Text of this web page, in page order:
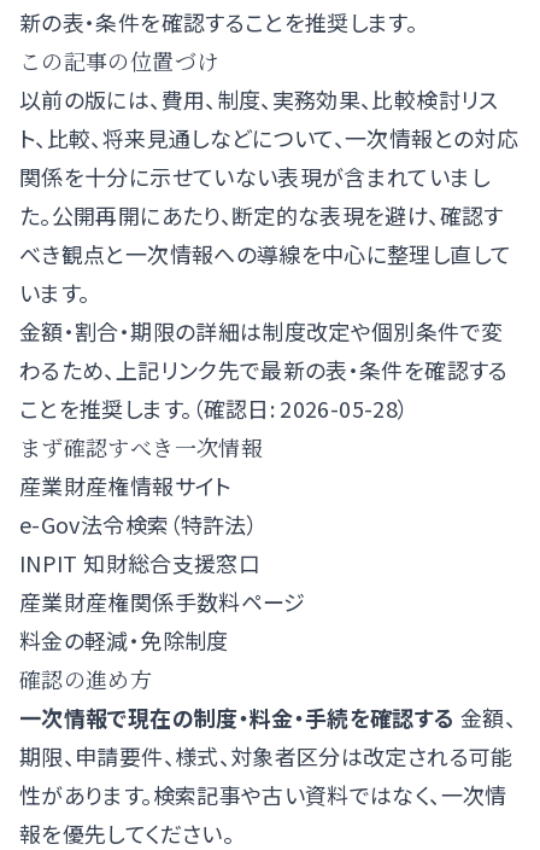
新の表・条件を確認することを推奨します。
この記事の位置づけ
以前の版には、費用、制度、実務効果、比較検討リス
ト、比較、将来見通しなどについて、一次情報との対応
関係を十分に示せていない表現が含まれていまし
た。公開再開にあたり、断定的な表現を避け、確認す
べき観点と一次情報への導線を中心に整理し直して
います。
金額・割合・期限の詳細は制度改定や個別条件で変
わるため、上記リンク先で最新の表・条件を確認する
ことを推奨します。（確認日: 2026-05-28）
まず確認すべき一次情報
産業財産権情報サイト
e-Gov法令検索（特許法）
INPIT 知財総合支援窓口
産業財産権関係手数料ページ
料金の軽減・免除制度
確認の進め方
一次情報で現在の制度・料金・手続を確認する 金額、
期限、申請要件、様式、対象者区分は改定される可能
性があります。検索記事や古い資料ではなく、一次情
報を優先してください。